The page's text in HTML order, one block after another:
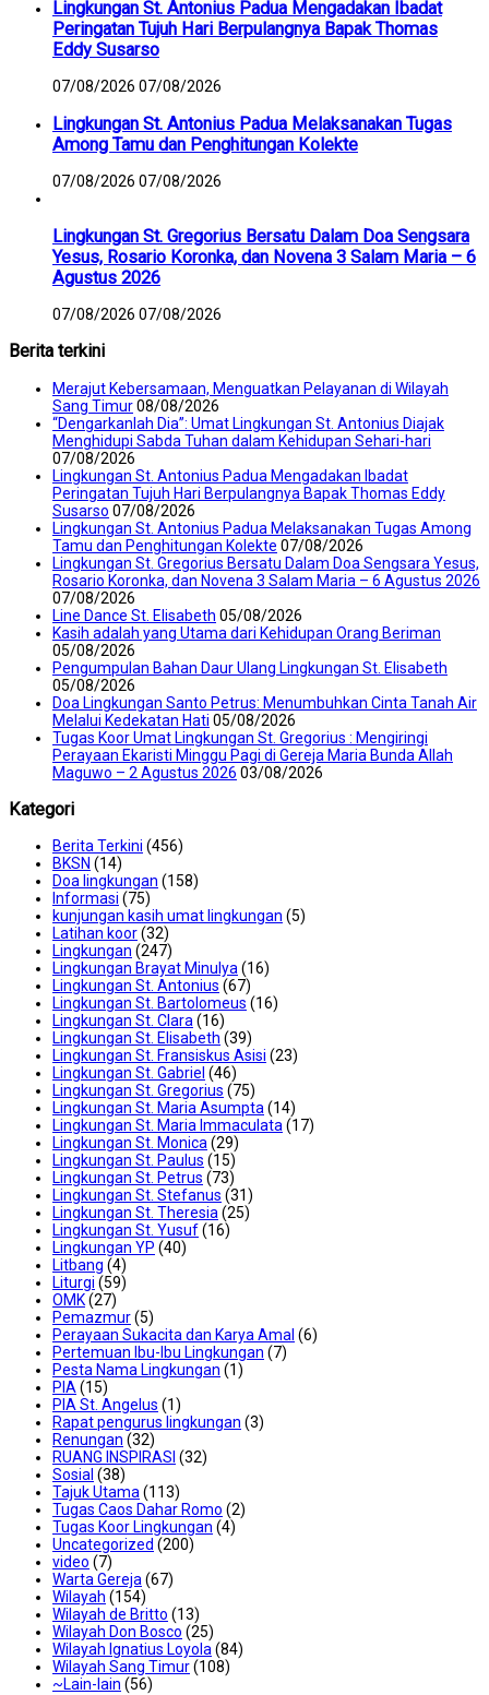
Lingkungan St. Antonius Padua Mengadakan Ibadat
Peringatan Tujuh Hari Berpulangnya Bapak Thomas
Eddy Susarso
07/08/2026 07/08/2026
Lingkungan St. Antonius Padua Melaksanakan Tugas
Among Tamu dan Penghitungan Kolekte
07/08/2026 07/08/2026
Lingkungan St. Gregorius Bersatu Dalam Doa Sengsara
Yesus, Rosario Koronka, dan Novena 3 Salam Maria – 6
Agustus 2026
07/08/2026 07/08/2026
Berita terkini
Merajut Kebersamaan, Menguatkan Pelayanan di Wilayah
Sang Timur08/08/2026
“Dengarkanlah Dia”: Umat Lingkungan St. Antonius Diajak
Menghidupi Sabda Tuhan dalam Kehidupan Sehari-hari
07/08/2026
Lingkungan St. Antonius Padua Mengadakan Ibadat
Peringatan Tujuh Hari Berpulangnya Bapak Thomas Eddy
Susarso 07/08/2026
Lingkungan St. Antonius Padua Melaksanakan Tugas Among
Tamu dan Penghitungan Kolekte 07/08/2026
Lingkungan St. Gregorius Bersatu Dalam Doa Sengsara Yesus,
Rosario Koronka, dan Novena 3 Salam Maria – 6 Agustus 2026
07/08/2026
Line Dance St. Elisabeth 05/08/2026
Kasih adalah yang Utama dari Kehidupan Orang Beriman
05/08/2026
Pengumpulan Bahan Daur Ulang Lingkungan St. Elisabeth
05/08/2026
Doa Lingkungan Santo Petrus: Menumbuhkan Cinta Tanah Air
Melalui Kedekatan Hati 05/08/2026
Tugas Koor Umat Lingkungan St. Gregorius : Mengiringi
Perayaan Ekaristi Minggu Pagi di Gereja Maria Bunda Allah
Maguwo – 2 Agustus 2026 03/08/2026
Kategori
Berita Terkini (456)
BKSN (14)
Doa lingkungan (158)
Informasi (75)
kunjungan kasih umat lingkungan (5)
Latihan koor(32)
Lingkungan (247)
Lingkungan Brayat Minulya(16)
Lingkungan St. Antonius (67)
Lingkungan St. Bartolomeus (16)
Lingkungan St. Clara(16)
Lingkungan St. Elisabeth (39)
Lingkungan St. Fransiskus Asisi (23)
Lingkungan St. Gabriel (46)
Lingkungan St. Gregorius (75)
Lingkungan St. Maria Asumpta(14)
Lingkungan St. Maria Immaculata(17)
Lingkungan St. Monica(29)
Lingkungan St. Paulus (15)
Lingkungan St. Petrus (73)
Lingkungan St. Stefanus (31)
Lingkungan St. Theresia(25)
Lingkungan St. Yusuf(16)
Lingkungan YP (40)
Litbang (4)
Liturgi (59)
OMK(27)
Pemazmur(5)
Perayaan Sukacita dan Karya Amal (6)
Pertemuan Ibu-Ibu Lingkungan (7)
Pesta Nama Lingkungan (1)
PIA(15)
PIA St. Angelus (1)
Rapat pengurus lingkungan (3)
Renungan (32)
RUANG INSPIRASI (32)
Sosial (38)
Tajuk Utama(113)
Tugas Caos Dahar Romo (2)
Tugas Koor Lingkungan (4)
Uncategorized (200)
video (7)
Warta Gereja(67)
Wilayah (154)
Wilayah de Britto (13)
Wilayah Don Bosco (25)
Wilayah Ignatius Loyola(84)
Wilayah Sang Timur(108)
~Lain-lain (56)